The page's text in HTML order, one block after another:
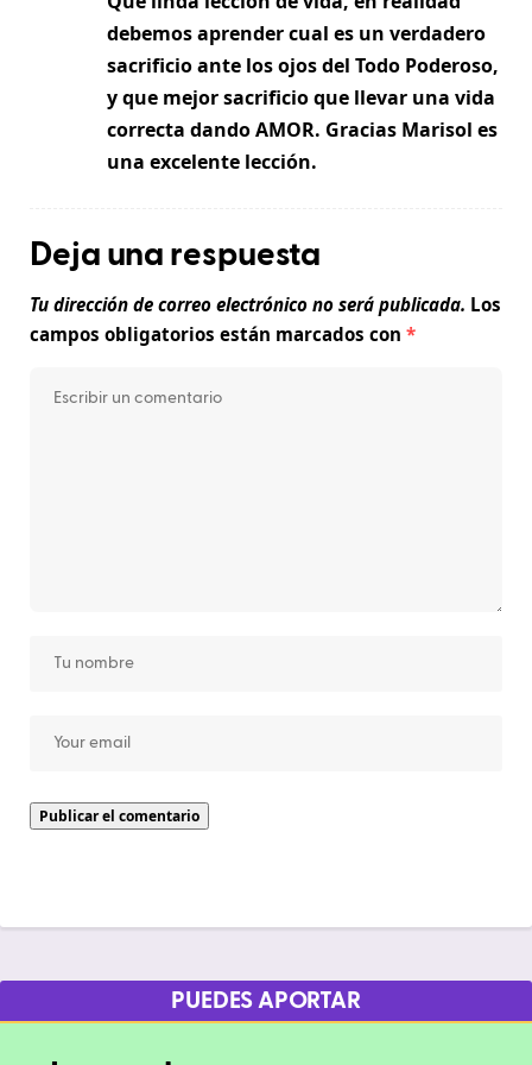
debemos aprender cual es un verdadero
sacrificio ante los ojos del Todo Poderoso,
y que mejor sacrificio que llevar una vida
correcta dando AMOR. Gracias Marisol es
una excelente lección.
Deja una respuesta
Tu dirección de correo electrónico no será publicada. Los
campos obligatorios están marcados con *
PUEDES APORTAR